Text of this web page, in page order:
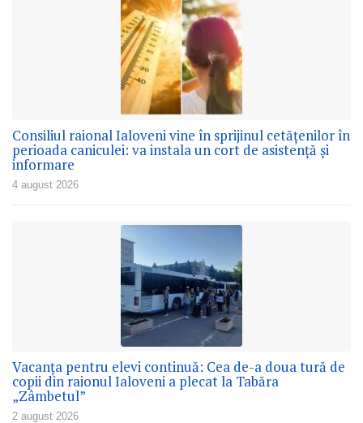
Consiliul raional Ialoveni vine în sprijinul cetățenilor în
perioada caniculei: va instala un cort de asistență și
informare
4 august 2026
Vacanța pentru elevi continuă: Cea de-a doua tură de
copii din raionul Ialoveni a plecat la Tabăra
„Zâmbetul”
2 august 2026